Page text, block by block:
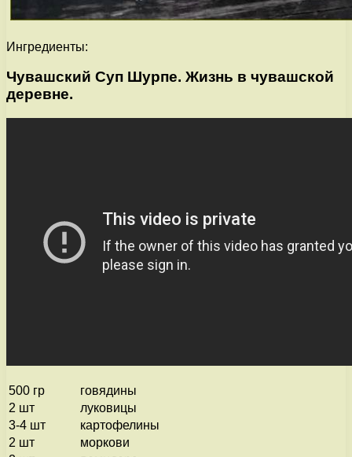
Ингредиенты:
Чувашский Суп Шурпе. Жизнь в чувашской
деревне.
500 гр
говядины
2 шт
луковицы
3-4 шт
картофелины
2 шт
моркови